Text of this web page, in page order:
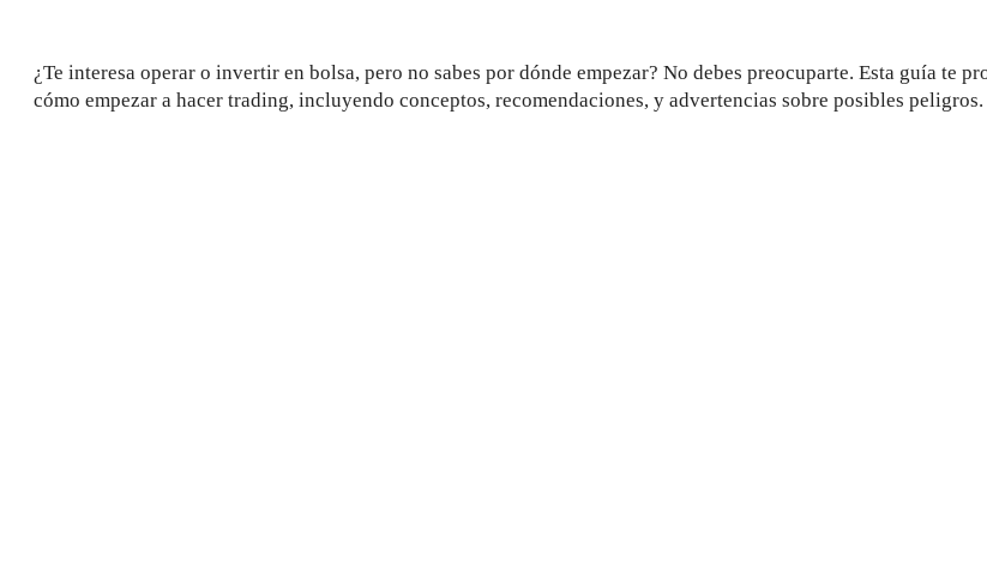
¿Te interesa operar o invertir en bolsa, pero no sabes por dónde empezar? No debes preocuparte. Esta guía te
cómo empezar a hacer trading, incluyendo conceptos, recomendaciones, y advertencias sobre posibles peligros.